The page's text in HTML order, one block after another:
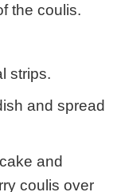
the coulis.
strips.
and spread
and
coulis over